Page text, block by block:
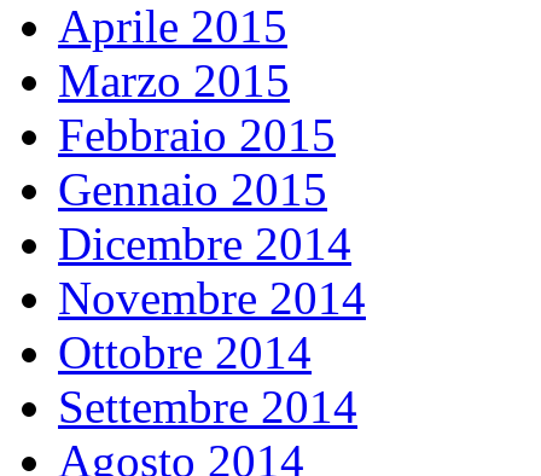
Aprile 2015
Marzo 2015
Febbraio 2015
Gennaio 2015
Dicembre 2014
Novembre 2014
Ottobre 2014
Settembre 2014
Agosto 2014